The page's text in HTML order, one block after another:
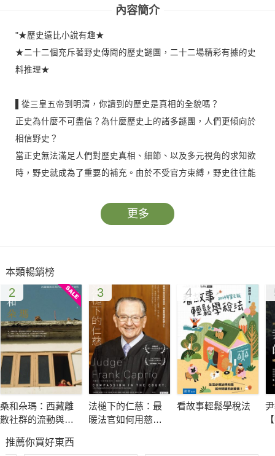
內容簡介
"★歷史遠比小說有趣★
★二十二個充斥著野史傳聞的歷史謎團，二十二場精彩有據的史
料推理★
▌從三皇五帝到明清，你讀到的歷史是真相的全貌嗎？
正史為什麼不可盡信？為什麼歷史上的諸多謎團，人們更傾向於
相信野史？
當正史無法滿足人們對歷史真相、細節、以及多元視角的求知欲
時，野史就成為了重要的補充。由於不受官方束縛，野史往往能
正史中的一些記載進行質疑或批判。很多時候，野史因為其故事
性、戲劇性和滿足了人們的心理預期，世人反而更願意相信其敘
十二個歷史謎團，兼採正史與野史的多項記載，抱持批判與辯證
的態度相互印證、並對照真實的人性，推斷出更接近歷史真實面
貌的可能事實。搭配作者說故事的技巧與恰如其分的幽默文筆，
讓本書讀來更加酣暢有趣。
▌哪個才是歷史的真相？你更相信哪種說法？
◆禪讓神話全是假！堯被舜囚禁，舜被禹放逐到南方蠻荒？
◆美女間諜西施沒有嫁給范蠡，而是被殺人滅口？
◆秦始皇的親爹不可能是呂不韋，完全是六國人士造謠？
◆關雲長真的是大意才失荊州嗎？誰要負最大的責任？
更多
本類暢銷榜
2
桑和朵瑪：西藏離
散社群的流動與社
3
法槌下的仁慈：最
暖法官如何用慈
4
看故事輕鬆學稅法
推薦你買好東西